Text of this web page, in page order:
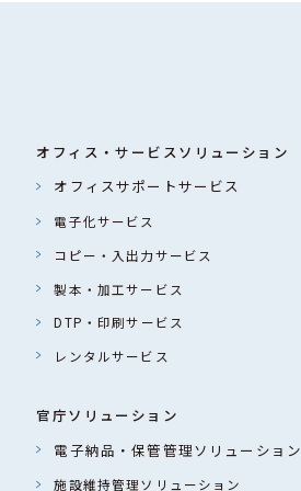
ことに対して協力する必
あります。その際には、
問い合わせ内容に回答で
オフィス・サービス ソリューション
オフィスサポートサービス
電子化サービス
コピー・入出力サービス
製本・加工サービス
DTP・印刷サービス
レンタルサービス
官庁ソリューション
電子納品・保管管理ソリューション
施設維持管理ソリューション